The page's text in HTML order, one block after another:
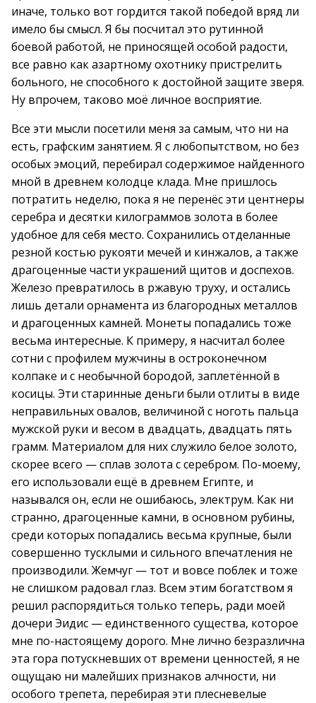
иначе, только вот гордится такой победой вряд ли
имело бы смысл. Я бы посчитал это рутинной
боевой работой, не приносящей особой радости,
все равно как азартному охотнику пристрелить
больного, не способного к достойной защите зверя.
Ну впрочем, таково моё личное восприятие.
Все эти мысли посетили меня за самым, что ни на
есть, графским занятием. Я с любопытством, но без
особых эмоций, перебирал содержимое найденного
мной в древнем колодце клада. Мне пришлось
потратить неделю, пока я не перенёс эти центнеры
серебра и десятки килограммов золота в более
удобное для себя место. Сохранились отделанные
резной костью рукояти мечей и кинжалов, а также
драгоценные части украшений щитов и доспехов.
Железо превратилось в ржавую труху, и остались
лишь детали орнамента из благородных металлов
и драгоценных камней. Монеты попадались тоже
весьма интересные. К примеру, я насчитал более
сотни с профилем мужчины в остроконечном
колпаке и с необычной бородой, заплетённой в
косицы. Эти старинные деньги были отлиты в виде
неправильных овалов, величиной с ноготь пальца
мужской руки и весом в двадцать, двадцать пять
грамм. Материалом для них служило белое золото,
скорее всего — сплав золота с серебром. По-моему,
его использовали ещё в древнем Египте, и
назывался он, если не ошибаюсь, электрум. Как ни
странно, драгоценные камни, в основном рубины,
среди которых попадались весьма крупные, были
совершенно тусклыми и сильного впечатления не
производили. Жемчуг — тот и вовсе поблек и тоже
не слишком радовал глаз. Всем этим богатством я
решил распорядиться только теперь, ради моей
дочери Эидис — единственного существа, которое
мне по-настоящему дорого. Мне лично безразлична
эта гора потускневших от времени ценностей, я не
ощущаю ни малейших признаков алчности, ни
особого трепета, перебирая эти плесневелые